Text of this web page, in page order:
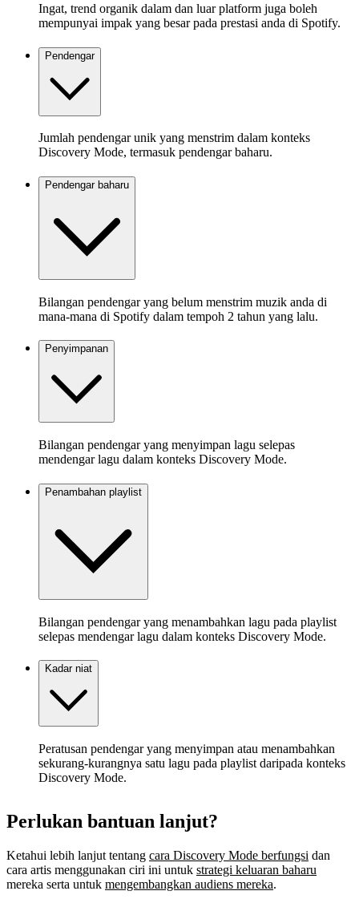
Ingat, trend organik dalam dan luar platform juga boleh
mempunyai impak yang besar pada prestasi anda di Spotify.
Pendengar
Jumlah pendengar unik yang menstrim dalam konteks
Discovery Mode, termasuk pendengar baharu.
Pendengar baharu
Bilangan pendengar yang belum menstrim muzik anda di
mana-mana di Spotify dalam tempoh 2 tahun yang lalu.
Penyimpanan
Bilangan pendengar yang menyimpan lagu selepas
mendengar lagu dalam konteks Discovery Mode.
Penambahan playlist
Bilangan pendengar yang menambahkan lagu pada playlist
selepas mendengar lagu dalam konteks Discovery Mode.
Kadar niat
Peratusan pendengar yang menyimpan atau menambahkan
sekurang-kurangnya satu lagu pada playlist daripada konteks
Discovery Mode.
Perlukan bantuan lanjut?
Ketahui lebih lanjut tentang cara Discovery Mode berfungsi dan
cara artis menggunakan ciri ini untuk strategi keluaran baharu
mereka serta untuk mengembangkan audiens mereka.